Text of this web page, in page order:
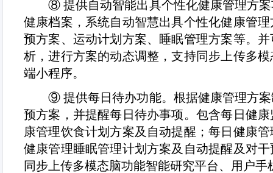
⑧提供自动智能出具个性化健康管理方
健康档案，系统自动智慧出具个性化健康管
预方案、运动计划方案、睡眠管理方案等。
析，进行方案的动态调整，支持同步上传多
端小程序。
⑨提供每日待办功能。根据健康管理方
预方案，并提醒每日待办事项。包含每日健
康管理饮食计划方案及自动提醒；每日健康
健康管理睡眠管理计划方案及自动提醒及对
同步上传多模态脑功能智能研究平台、用户手